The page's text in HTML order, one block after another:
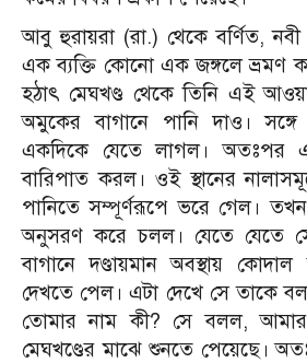
আবু হুরায়রা (রা.) থেকে বর্ণিত,
এক ব্যক্তি কোনো এক জঙ্গলে ভ্রমণ
হঠাৎ মেঘখণ্ড থেকে তিনি এই
অমুকের বাগানে পানি দাও। সঙ্গে
একদিকে যেতে লাগল। অতঃপর
বারিপাত করল। ওই স্থানের
পানিতে সম্পূর্ণরূপে ভরে গেল।
অনুসরণ করে চলল। যেতে যেতে
বাগানে দণ্ডায়মান অবস্থায় কোদাল
দেখতে পেল। এটা দেখে সে তাকে
তোমার নাম কী? সে বলল,
মেঘখণ্ডের মাঝে শুনতে পেয়েছে।